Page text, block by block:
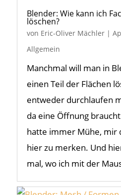
Blender: Wie kann ich
löschen?
von Eric-Oliver Mächler|
Allgemein
Manchmal will man in
einen Teil der Flächen
entweder durchlaufen
da eine Öffnung
hatte immer Mühe, mir
hier zu merken. Und
mal, wo ich mit der